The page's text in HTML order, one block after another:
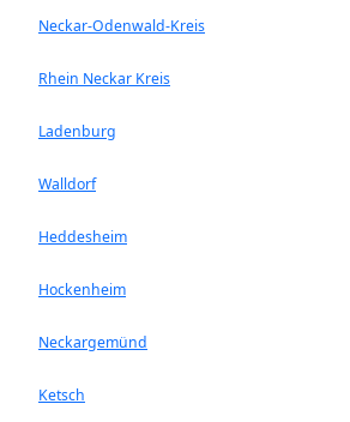
Neckar-Odenwald-Kreis
Rhein Neckar Kreis
Ladenburg
Walldorf
Heddesheim
Hockenheim
Neckargemünd
Ketsch